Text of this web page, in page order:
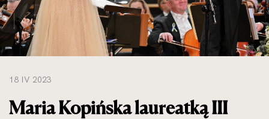
18 IV 2023
Maria Kopińska laureatką III